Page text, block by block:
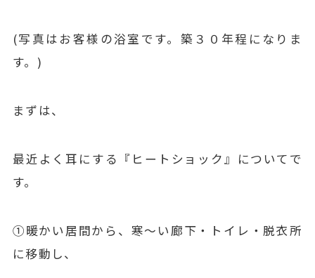
(写真はお客様の浴室です。築３０年程になりま
す。)
まずは、
最近よく耳にする『ヒートショック』についてで
す。
①暖かい居間から、寒～い廊下・トイレ・脱衣所
に移動し、